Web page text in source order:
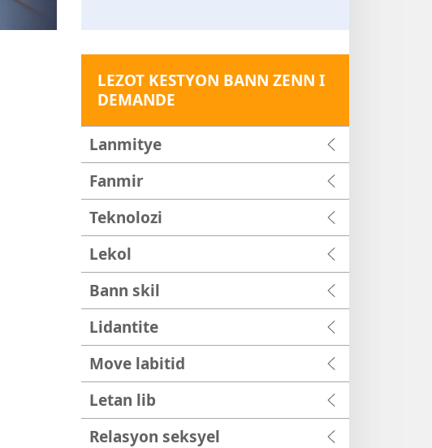
LEZOT KESTYON BANN ZENN I
DEMANDE
Lanmitye
Fanmir
Teknolozi
Lekol
Bann skil
Lidantite
Move labitid
Letan lib
Relasyon seksyel